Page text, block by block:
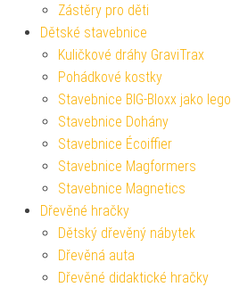
Zástěry pro děti
Dětské stavebnice
Kuličkové dráhy GraviTrax
Pohádkové kostky
Stavebnice BIG-Bloxx jako lego
Stavebnice Dohány
Stavebnice Écoiffier
Stavebnice Magformers
Stavebnice Magnetics
Dřevěné hračky
Dětský dřevěný nábytek
Dřevěná auta
Dřevěné didaktické hračky